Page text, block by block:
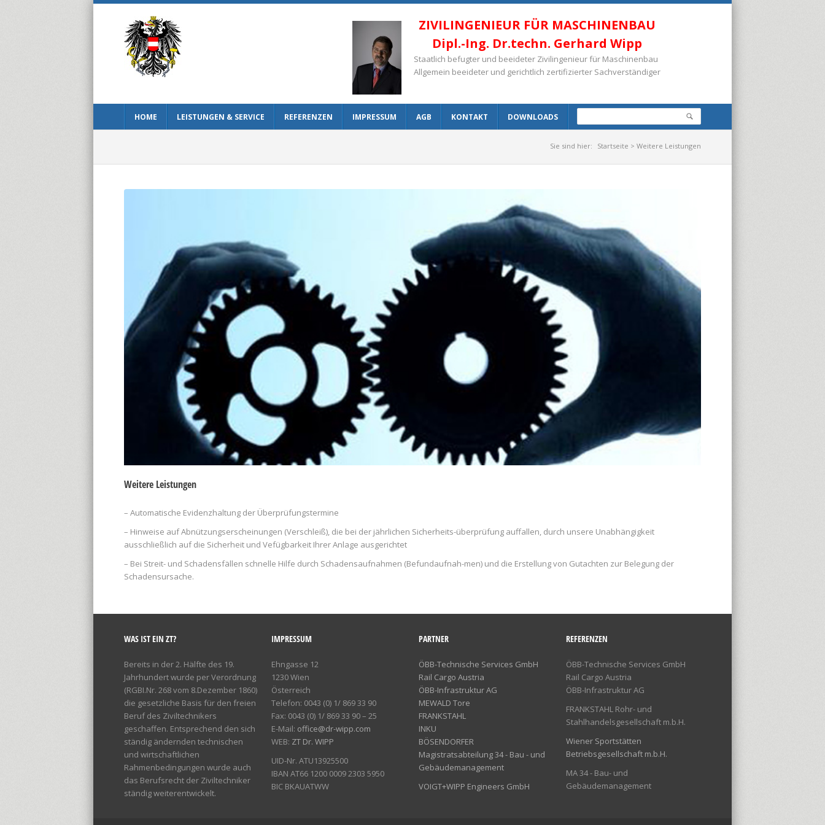
ZIVILINGENIEUR FÜR MASCHINENBAU
Dipl.-Ing. Dr.techn. Gerhard Wipp
Staatlich befugter und beeideter Zivilingenieur für Maschinenbau
Allgemein beeideter und gerichtlich zertifizierter Sachverständiger
HOME LEISTUNGEN & SERVICE REFERENZEN IMPRESSUM AGB KONTAKT DOWNLOADS
Sie sind hier: Startseite > Weitere Leistungen
Weitere Leistungen
– Automatische Evidenzhaltung der Überprüfungstermine
– Hinweise auf Abnützungserscheinungen (Verschleiß), die bei der jährlichen Sicherheits-überprüfung auffallen, durch unsere Unabhängigkeit
ausschließlich auf die Sicherheit und Vefügbarkeit Ihrer Anlage ausgerichtet
– Bei Streit- und Schadensfällen schnelle Hilfe durch Schadensaufnahmen (Befundaufnah-men) und die Erstellung von Gutachten zur Belegung der
Schadensursache.
WAS IST EIN ZT?
Bereits in der 2. Hälfte des 19.
Jahrhundert wurde per Verordnung
(RGBI.Nr. 268 vom 8.Dezember 1860)
die gesetzliche Basis für den freien
Beruf des Ziviltechnikers
geschaffen. Entsprechend den sich
ständig ändernden technischen
und wirtschaftlichen
Rahmenbedingungen wurde auch
das Berufsrecht der Ziviltechniker
ständig weiterentwickelt.
IMPRESSUM
Ehngasse 12
1230 Wien
Österreich
Telefon: 0043 (0) 1/ 869 33 90
Fax: 0043 (0) 1/ 869 33 90 – 25
E-Mail: office@dr-wipp.com
WEB: ZT Dr. WIPP
UID-Nr. ATU13925500
IBAN AT66 1200 0009 2303 5950
BIC BKAUATWW
PARTNER
ÖBB-Technische Services GmbH
Rail Cargo Austria
ÖBB-Infrastruktur AG
MEWALD Tore
FRANKSTAHL
INKU
BÖSENDORFER
Magistratsabteilung 34 - Bau - und
Gebäudemanagement
VOIGT+WIPP Engineers GmbH
REFERENZEN
ÖBB-Technische Services GmbH
Rail Cargo Austria
ÖBB-Infrastruktur AG
FRANKSTAHL Rohr- und
Stahlhandelsgesellschaft m.b.H.
Wiener Sportstätten
Betriebsgesellschaft m.b.H.
MA 34 - Bau- und
Gebäudemanagement